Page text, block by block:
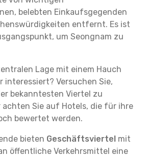
belebten Einkaufsgegenden
entfernt. Es ist
um Seongnam zu
Lage mit einem Hauch
interessiert? Versuchen Sie,
bekanntesten Viertel zu
achten Sie auf Hotels, die für ihre
bewertet werden.
bieten Geschäftsviertel mit
öffentliche Verkehrsmittel eine